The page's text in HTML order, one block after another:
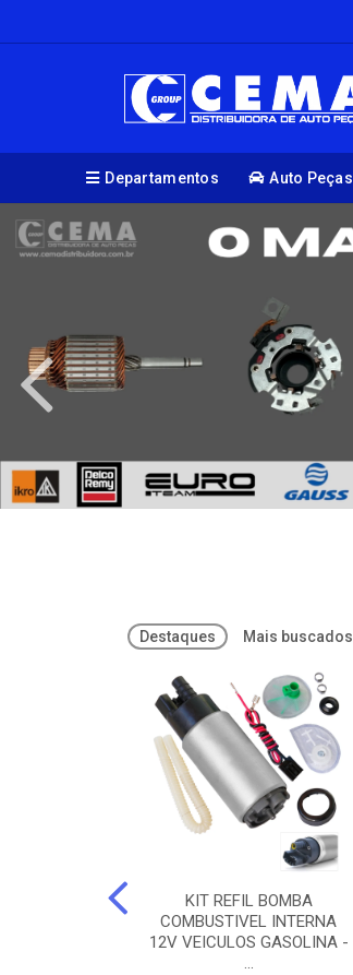
Departamentos Auto Peças
Destaques Mais buscados
KIT REFIL BOMBA
COMBUSTIVEL INTERNA
12V VEICULOS GASOLINA -
...